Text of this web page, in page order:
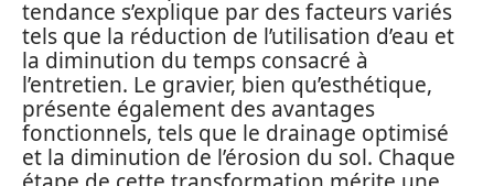
tendance s’explique par des facteurs variés
tels que la réduction de l’utilisation d’eau et
la diminution du temps consacré à
l’entretien. Le gravier, bien qu’esthétique,
présente également des avantages
fonctionnels, tels que le drainage optimisé
et la diminution de l’érosion du sol. Chaque